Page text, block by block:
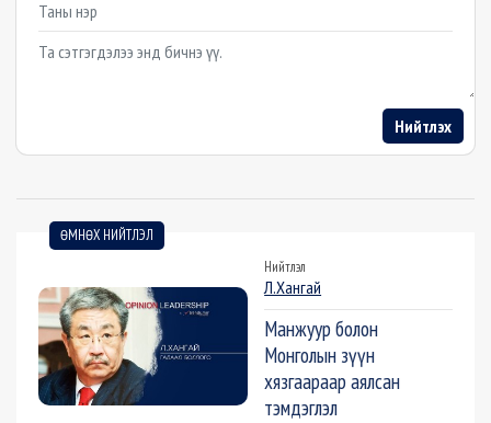
Example textarea
Нийтлэх
ӨМНӨХ НИЙТЛЭЛ
Нийтлэл
Л.Хангай
Манжуур болон
Монголын зүүн
хязгаараар аялсан
тэмдэглэл